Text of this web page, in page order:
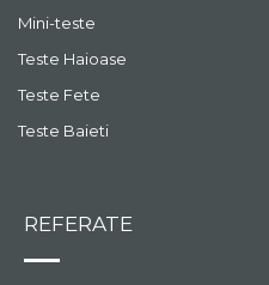
Mini-teste
Teste Haioase
Teste Fete
Teste Baieti
REFERATE